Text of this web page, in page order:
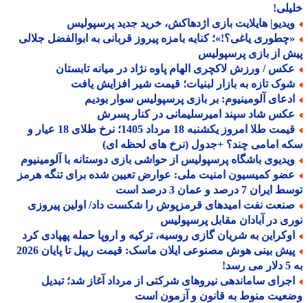
هایلایت بازی اژدهاکش، خرید جدید پرسپولیس
یاغی؟!»؛ کنایه بامزه پیروز قربانی به ابوالفضل جلالی
از بازی پرسپولیس
/ ورزش لاکچری الهام پاوه نژاد در میانه تابستان
تازه به بازار لبنیات؛ قیمت شیر افزایش یافت
آلومینیوم: بر بازی پرسپولیس سوار بودیم
شاد سپند امیرسلیمانی در کنار پسرش
قیمت طلا امروز یکشنبه 18 مرداد 1405؛ نرخ طلای 18 عیار و
امامی چند؟ +جدول (نرخ های لحظه ای)
باشگاه پرسپولیس از حواشی بازی دوستانه با آلومینیوم
کمیسیون امنیت ملی: عوارض تعیین شده برای تنگه هرمز
7 درصد و عمان 3 درصد است
نفت امیدهای قرمزپوش را شکست داد/ اولین پیروزی
در آبادان مقابل پرسپولیس
به شریان گازی روسیه، ترکیه و اروپا حمله پهپادی کرد
پیش بینی هوش مصنوعی ایلان ماسک: قیمت ریپل تا پایان 2026
ساماندهی نیروهای شرکتی از مرداد آغاز شد؛ تبدیل
منوط به قانون و آزمون است